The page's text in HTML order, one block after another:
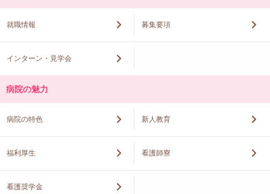
就職情報 募集要項
インターン・見学会
病院の魅力
病院の特色 新人教育
福利厚生 看護師寮
看護奨学金